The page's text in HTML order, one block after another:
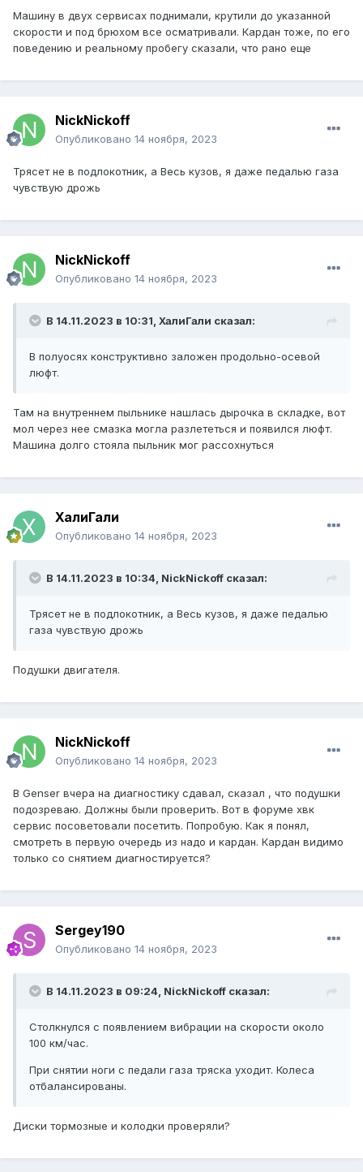
Машину в двух сервисах поднимали, крутили до указанной
скорости и под брюхом все осматривали. Кардан тоже, по его
поведению и реальному пробегу сказали, что рано еще
NickNickoff
Опубликовано 14 ноября, 2023
Трясет не в подлокотник, а Весь кузов, я даже педалью газа
чувствую дрожь
NickNickoff
Опубликовано 14 ноября, 2023
В 14.11.2023 в 10:31, ХалиГали сказал:
В полуосях конструктивно заложен продольно-осевой
люфт.
Там на внутреннем пыльнике нашлась дырочка в складке, вот
мол через нее смазка могла разлететься и появился люфт.
Машина долго стояла пыльник мог рассохнуться
ХалиГали
Опубликовано 14 ноября, 2023
В 14.11.2023 в 10:34, NickNickoff сказал:
Трясет не в подлокотник, а Весь кузов, я даже педалью
газа чувствую дрожь
Подушки двигателя.
NickNickoff
Опубликовано 14 ноября, 2023
В Genser вчера на диагностику сдавал, сказал , что подушки
подозреваю. Должны были проверить. Вот в форуме хвк
сервис посоветовали посетить. Попробую. Как я понял,
смотреть в первую очередь из надо и кардан. Кардан видимо
только со снятием диагностируется?
Sergey190
Опубликовано 14 ноября, 2023
В 14.11.2023 в 09:24, NickNickoff сказал:
Столкнулся с появлением вибрации на скорости около
100 км/час.
При снятии ноги с педали газа тряска уходит. Колеса
отбалансированы.
Диски тормозные и колодки проверяли?